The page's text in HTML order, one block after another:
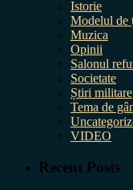
Istorie
Modelul de
Muzica
Opinii
Salonul
Societate
Știri militare
Tema de
VIDEO
Recent Posts